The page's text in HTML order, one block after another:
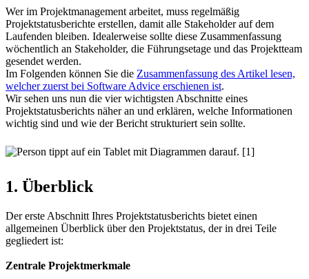
Wer im Projektmanagement arbeitet, muss regelmäßig
Projektstatusberichte erstellen, damit alle Stakeholder auf dem
Laufenden bleiben. Idealerweise sollte diese Zusammenfassung
wöchentlich an Stakeholder, die Führungsetage und das Projektteam
gesendet werden.
Im Folgenden können Sie die Zusammenfassung des Artikel lesen,
welcher zuerst bei Software Advice erschienen ist.
Wir sehen uns nun die vier wichtigsten Abschnitte eines
Projektstatusberichts näher an und erklären, welche Informationen
wichtig sind und wie der Bericht strukturiert sein sollte.
1. Überblick
Der erste Abschnitt Ihres Projektstatusberichts bietet einen
allgemeinen Überblick über den Projektstatus, der in drei Teile
gegliedert ist:
Zentrale Projektmerkmale